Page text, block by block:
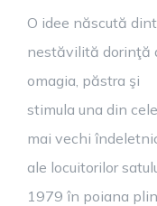
O idee născută
nestăvilită dorinţă
omagia, păstra şi
stimula una din cele
mai vechi
ale locuitorilor
1979 în poiana